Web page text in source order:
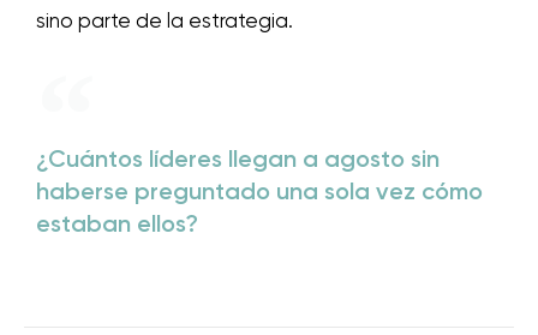
sino parte de la estrategia.
¿Cuántos líderes llegan a agosto sin
haberse preguntado una sola vez cómo
estaban ellos?